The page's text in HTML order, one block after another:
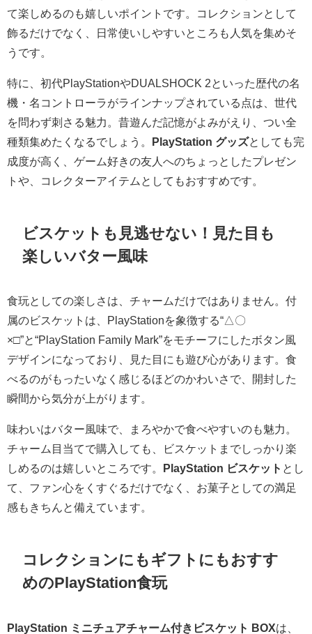
て楽しめるのも嬉しいポイントです。コレクションとして
飾るだけでなく、日常使いしやすいところも人気を集めそ
うです。
特に、初代PlayStationやDUALSHOCK 2といった歴代の名
機・名コントローラがラインナップされている点は、世代
を問わず刺さる魅力。昔遊んだ記憶がよみがえり、つい全
種類集めたくなるでしょう。
PlayStation グッズとしても完
成度が高く、ゲーム好きの友人へのちょっとしたプレゼン
トや、コレクターアイテムとしてもおすすめです。
ビスケットも見逃せない！見た目も
楽しいバター風味
食玩としての楽しさは、チャームだけではありません。付
属のビスケットは、PlayStationを象徴する“△〇
×□”と“PlayStation Family Mark”をモチーフにしたボタン風
デザインになっており、見た目にも遊び心があります。食
べるのがもったいなく感じるほどのかわいさで、開封した
瞬間から気分が上がります。
味わいはバター風味で、まろやかで食べやすいのも魅力。
チャーム目当てで購入しても、ビスケットまでしっかり楽
しめるのは嬉しいところです。
PlayStation ビスケット とし
て、ファン心をくすぐるだけでなく、お菓子としての満足
感もきちんと備えています。
コレクションにもギフトにもおすす
めのPlayStation食玩
PlayStation ミニチュアチャーム付きビスケット BOXは、